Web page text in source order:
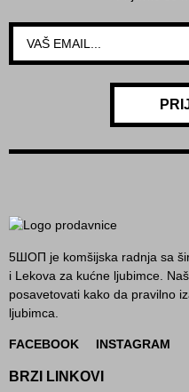
5ШОП je komšijska radnja sa
i Lekova za kućne ljubimce.
posavetovati kako da pravilno
ljubimca.
FACEBOOK INSTAGRAM
BRZI LINKOVI